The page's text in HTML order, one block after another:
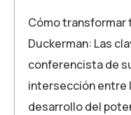
Cómo transformar
Duckerman: Las
conferencista de
intersección entre
desarrollo del